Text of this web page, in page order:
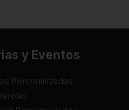
y Eventos
Personalizadas